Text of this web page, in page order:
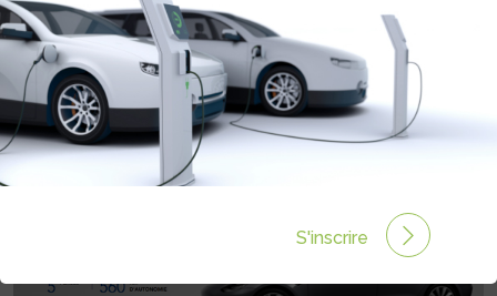
BLOOWEELS EN RÉGION PARISIENNE
Rédigé par Blooweels communique le 14 Oct 2020 à 00:00
0 commentaires
S'inscrire